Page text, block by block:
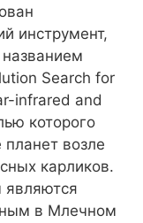
инструмент,
Search for
infrared and
которого
возле
карликов.
являются
в Млечном